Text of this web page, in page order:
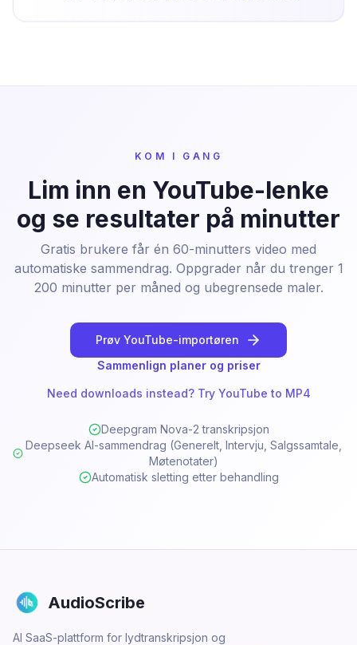
KOM I GANG
Lim inn en YouTube-lenke
og se resultater på minutter
Gratis brukere får én 60-minutters video med
automatiske sammendrag. Oppgrader når du trenger 1
200 minutter per måned og ubegrensede maler.
Prøv YouTube-importøren
Sammenlign planer og priser
Need downloads instead? Try YouTube to MP4
Deepgram Nova-2 transkripsjon
Deepseek AI-sammendrag (Generelt, Intervju, Salgssamtale,
Møtenotater)
Automatisk sletting etter behandling
AudioScribe
AI SaaS-plattform for lydtranskripsjon og